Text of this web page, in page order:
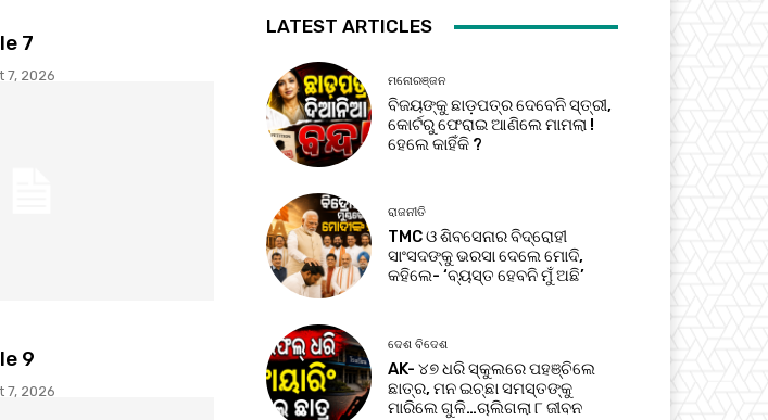
7
7, 2026
9
7, 2026
LATEST ARTICLES
ମନୋରଞ୍ଜନ
ବିଜୟଙ୍କୁ ଛାଡ଼ପତ୍ର ଦେବେନି ସ୍ତ୍ରୀ,
କୋର୍ଟରୁ ଫେରାଇ ଆଣିଲେ ମାମଲା !
ହେଲେ କାହିଁକି ?
ରାଜନୀତି
TMC ଓ ଶିବସେନାର ବିଦ୍ରୋହୀ
ସାଂସଦଙ୍କୁ ଭରସା ଦେଲେ ମୋଦି,
କହିଲେ- ‘ବ୍ୟସ୍ତ ହେବନି ମୁଁ ଅଛି’
ଦେଶ ବିଦେଶ
AK- ୪୭ ଧରି ସ୍କୁଲରେ ପହଞ୍ଚିଲେ
ଛାତ୍ର, ମନ ଇଚ୍ଛା ସମସ୍ତଙ୍କୁ
ମାରିଲେ ଗୁଳି…ଚାଲିଗଲା ୮ ଜୀବନ